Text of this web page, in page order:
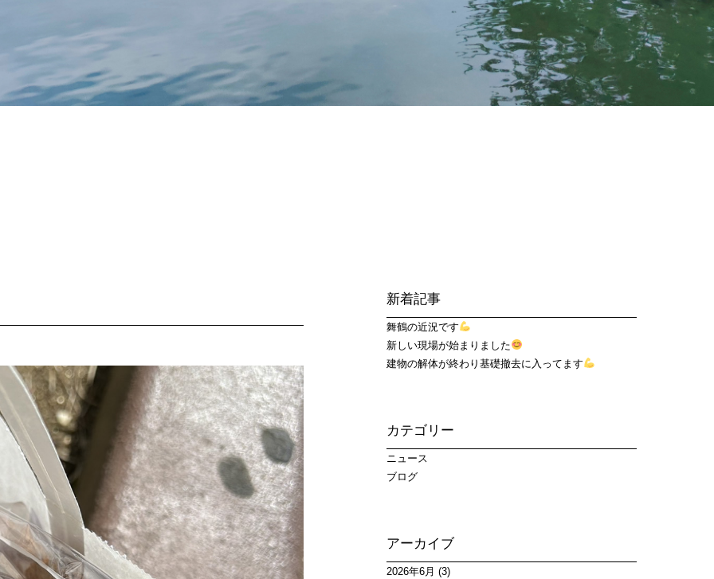
新着記事
舞鶴の近況です
新しい現場が始まりました
建物の解体が終わり基礎撤去に入ってます
カテゴリー
ニュース
ブログ
アーカイブ
2026年6月 (3)